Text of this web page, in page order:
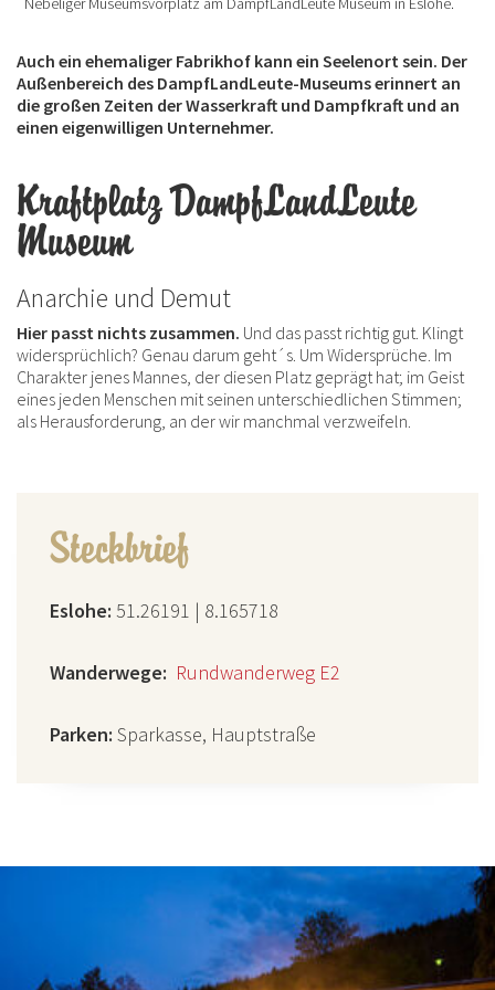
Auch ein ehemaliger Fabrikhof kann ein Seelenort sein. Der
Außenbereich des DampfLandLeute-Museums erinnert an
die großen Zeiten der Wasserkraft und Dampfkraft und an
einen eigenwilligen Unternehmer.
Kraftplatz DampfLandLeute
Museum
Anarchie und Demut
Hier passt nichts zusammen. Und das passt richtig gut. Klingt
widersprüchlich? Genau darum geht´s. Um Widersprüche. Im
Charakter jenes Mannes, der diesen Platz geprägt hat; im Geist
eines jeden Menschen mit seinen unterschiedlichen Stimmen;
als Herausforderung, an der wir manchmal verzweifeln.
Steckbrief
Eslohe: 51.26191 | 8.165718
Wanderwege: Rundwanderweg E2
Parken: Sparkasse, Hauptstraße